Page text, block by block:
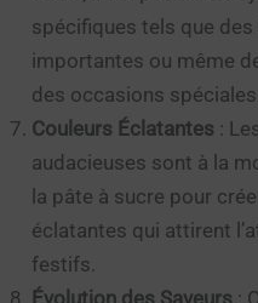
spécifiques tels que
importantes ou même
des occasions
Couleurs Éclatantes :
audacieuses sont à la
la pâte à sucre pour
éclatantes qui attirent
festifs.
Évolution des Saveurs :